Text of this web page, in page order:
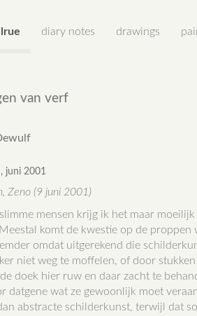
diary notes drawings
van verf
juni 2001
Zeno (9 juni 2001)
mensen krijg ik het maar
komt de kwestie op de
omdat uitgerekend die
niet weg te moffelen, of door
doek hier ruw en daar zacht te
datgene wat ze gewoonlijk moet
abstracte schilderkunst, terwijl dat